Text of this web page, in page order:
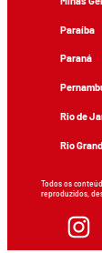
Paraíba
Paraná
Rio de
Rio
Todos os
reproduzidos,